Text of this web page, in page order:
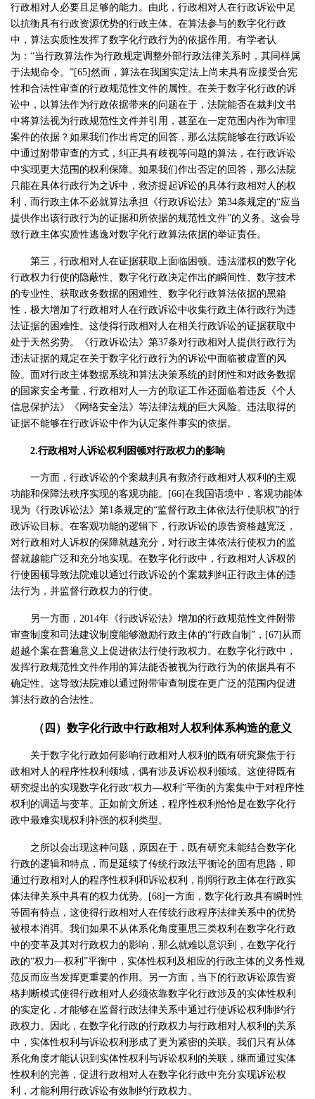
行政相对人必要且足够的能力。由此，行政相对人在行政诉讼中足
以抗衡具有行政资源优势的行政主体。在算法参与的数字化行政
中，算法实质性发挥了数字化行政行为的依据作用。有学者认
为：“当行政算法作为行政规定调整外部行政法律关系时，其同样属
于法规命令。”[65]然而，算法在我国实定法上尚未具有应接受合宪
性和合法性审查的行政规范性文件的属性。在关于数字化行政的诉
讼中，以算法作为行政依据带来的问题在于，法院能否在裁判文书
中将算法视为行政规范性文件并引用，甚至在一定范围内作为审理
案件的依据？如果我们作出肯定的回答，那么法院能够在行政诉讼
中通过附带审查的方式，纠正具有歧视等问题的算法，在行政诉讼
中实现更大范围的权利保障。如果我们作出否定的回答，那么法院
只能在具体行政行为之诉中，救济提起诉讼的具体行政相对人的权
利，而行政主体不必就算法承担《行政诉讼法》第34条规定的“应当
提供作出该行政行为的证据和所依据的规范性文件”的义务。这会导
致行政主体实质性逃逸对数字化行政算法依据的举证责任。
第三，行政相对人在证据获取上面临困顿。违法滥权的数字化
行政权力行使的隐蔽性、数字化行政决定作出的瞬间性、数字技术
的专业性、获取政务数据的困难性、数字化行政算法依据的黑箱
性，极大增加了行政相对人在行政诉讼中收集行政主体行政行为违
法证据的困难性。这使得行政相对人在相关行政诉讼的证据获取中
处于天然劣势。《行政诉讼法》第37条对行政相对人提供行政行为
违法证据的规定在关于数字化行政行为的诉讼中面临被虚置的风
险。面对行政主体数据系统和算法决策系统的封闭性和对政务数据
的国家安全考量，行政相对人一方的取证工作还面临着违反《个人
信息保护法》《网络安全法》等法律法规的巨大风险。违法取得的
证据不能够在行政诉讼中作为认定案件事实的依据。
2.行政相对人诉讼权利困顿对行政权力的影响
一方面，行政诉讼的个案裁判具有救济行政相对人权利的主观
功能和保障法秩序实现的客观功能。[66]在我国语境中，客观功能体
现为《行政诉讼法》第1条规定的“监督行政主体依法行使职权”的行
政诉讼目标。在客观功能的逻辑下，行政诉讼的原告资格越宽泛，
对行政相对人诉权的保障就越充分，对行政主体依法行使权力的监
督就越能广泛和充分地实现。在数字化行政中，行政相对人诉权的
行使困顿导致法院难以通过行政诉讼的个案裁判纠正行政主体的违
法行为，并监督行政权力的行使。
另一方面，2014年《行政诉讼法》增加的行政规范性文件附带
审查制度和司法建议制度能够激励行政主体的“行政自制”，[67]从而
超越个案在普遍意义上促进依法行使行政权力。在数字化行政中，
发挥行政规范性文件作用的算法能否被视为行政行为的依据具有不
确定性。这导致法院难以通过附带审查制度在更广泛的范围内促进
算法行政的合法性。
（四）数字化行政中行政相对人权利体系构造的意义
关于数字化行政如何影响行政相对人权利的既有研究聚焦于行
政相对人的程序性权利领域，偶有涉及诉讼权利领域。这使得既有
研究提出的实现数字化行政“权力—权利”平衡的方案集中于对程序性
权利的调适与变革。正如前文所述，程序性权利恰恰是在数字化行
政中最难实现权利补强的权利类型。
之所以会出现这种问题，原因在于，既有研究未能结合数字化
行政的逻辑和特点，而是延续了传统行政法平衡论的固有思路，即
通过行政相对人的程序性权利和诉讼权利，削弱行政主体在行政实
体法律关系中具有的权力优势。[68]一方面，数字化行政具有瞬时性
等固有特点，这使得行政相对人在传统行政程序法律关系中的优势
被根本消弭。我们如果不从体系化角度重思三类权利在数字化行政
中的变革及其对行政权力的影响，那么就难以意识到，在数字化行
政的“权力—权利”平衡中，实体性权利及相应的行政主体的义务性规
范反而应当发挥更重要的作用。另一方面，当下的行政诉讼原告资
格判断模式使得行政相对人必须依靠数字化行政涉及的实体性权利
的实定化，才能够在监督行政法律关系中通过行使诉讼权利制约行
政权力。因此，在数字化行政的行政权力与行政相对人权利的关系
中，实体性权利与诉讼权利形成了更为紧密的关联。我们只有从体
系化角度才能认识到实体性权利与诉讼权利的关联，继而通过实体
性权利的完善，促进行政相对人在数字化行政中充分实现诉讼权
利，才能利用行政诉讼有效制约行政权力。